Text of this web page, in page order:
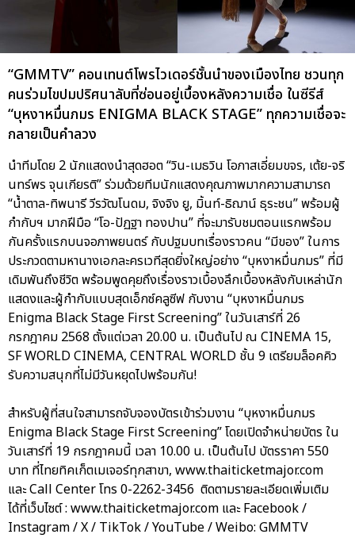
“GMMTV” คอนเทนต์โพรไวเดอร์ชั้นนำของเมืองไทย ชวนทุก
คนร่วมไขปมปริศนาลับที่ซ่อนอยู่เบื้องหลังความเชื่อ ในซีรีส์
“บุหงาหมื่นภมร ENIGMA BLACK STAGE” ทุกความเชื่อจะ
กลายเป็นคำลวง
นำทีมโดย 2 นักแสดงนำสุดฮอต “วิน-เมธวิน โอภาสเอี่ยมขจร, เต้ย-จริ
นทร์พร จุนเกียรติ” ร่วมด้วยทีมนักแสดงคุณภาพมากความสามารถ
“น้ำตาล-ทิพนารี วีรวัฒโนดม, จิงจิง ยู, มิ้นท์-ธิฌาน์ ธุระชน” พร้อมผู้
กำกับฯ มากฝีมือ “โอ-ปัฏฐา ทองปาน” ที่จะมารับชมตอนแรกพร้อม
กันครั้งแรกบนจอภาพยนตร์ กับปฐมบทเรื่องราวคน “มีของ” ในการ
ประกวดตามหานางเอกละครเวทีสุดยิ่งใหญ่อย่าง “บุหงาหมื่นภมร” ที่มี
เดิมพันถึงชีวิต พร้อมพูดคุยถึงเรื่องราวเบื้องลึกเบื้องหลังกับเหล่านัก
แสดงและผู้กำกับแบบสุดเอ็กซ์คลูซีฟ กับงาน “บุหงาหมื่นภมร
Enigma Black Stage First Screening” ในวันเสาร์ที่ 26
กรกฎาคม 2568 ตั้งแต่เวลา 20.00 น. เป็นต้นไป ณ CINEMA 15,
SF WORLD CINEMA, CENTRAL WORLD ชั้น 9 เตรียมล็อคคิว
รับความสนุกที่ไม่มีวันหยุดไปพร้อมกัน!
สำหรับผู้ที่สนใจสามารถจับจองบัตรเข้าร่วมงาน “บุหงาหมื่นภมร
Enigma Black Stage First Screening” โดยเปิดจำหน่ายบัตร ใน
วันเสาร์ที่ 19 กรกฎาคมนี้ เวลา 10.00 น. เป็นต้นไป บัตรราคา 550
บาท ที่ไทยทิคเก็ตเมเจอร์ทุกสาขา, www.thaiticketmajor.com
และ Call Center โทร 0-2262-3456 ติดตามรายละเอียดเพิ่มเติม
ได้ที่เว็บไซต์ : www.thaiticketmajor.com และ Facebook /
Instagram / X / TikTok / YouTube / Weibo: GMMTV